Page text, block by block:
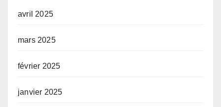
avril 2025
mars 2025
février 2025
janvier 2025